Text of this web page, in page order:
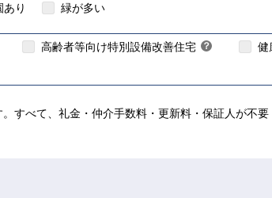
あり 緑が多い
高齢者等向け特別設備改善住宅 ？ 健
すべて、礼金・仲介手数料・更新料・保証人が不